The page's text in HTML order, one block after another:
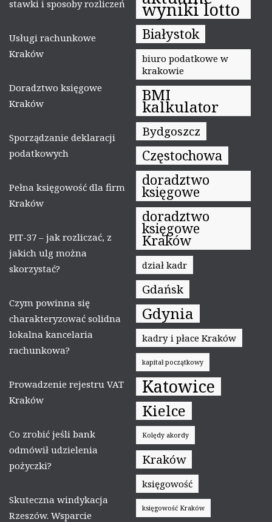
stawki i sposoby rozliczeń
Usługi rachunkowe
Kraków
Doradztwo księgowe
Kraków
Sporządzanie deklaracji
podatkowych
Pełna księgowość dla firm
Kraków
PIT-37 – jak rozliczać, z
jakich ulg można
skorzystać?
Czym powinna się
charakteryzować solidna
lokalna kancelaria
rachunkowa?
Prowadzenie rejestru VAT
Kraków
Co zrobić jeśli bank
odmówił udzielenia
pożyczki?
Skuteczna windykacja
Rzeszów. Wsparcie
wyniki lotto
Białystok
biuro podatkowe w
krakowie
BMI
kalkulator
Bydgoszcz
Częstochowa
doradztwo
księgowe
doradztwo
księgowe
Kraków
dział kadr
Gdańsk
Gdynia
kadry i płace Kraków
kapitał początkowy
Katowice
Kielce
Kolędy akordy
Kraków
księgowość
księgowość Kraków